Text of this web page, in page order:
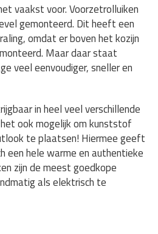
vaakst voor. Voorzetrolluiken
gemonteerd. Dit heeft een
omdat er boven het kozijn
Maar daar staat
veel eenvoudiger, sneller en
in heel veel verschillende
ook mogelijk om kunststof
te plaatsen! Hiermee geeft
een hele warme en authentieke
zijn de meest goedkope
als elektrisch te